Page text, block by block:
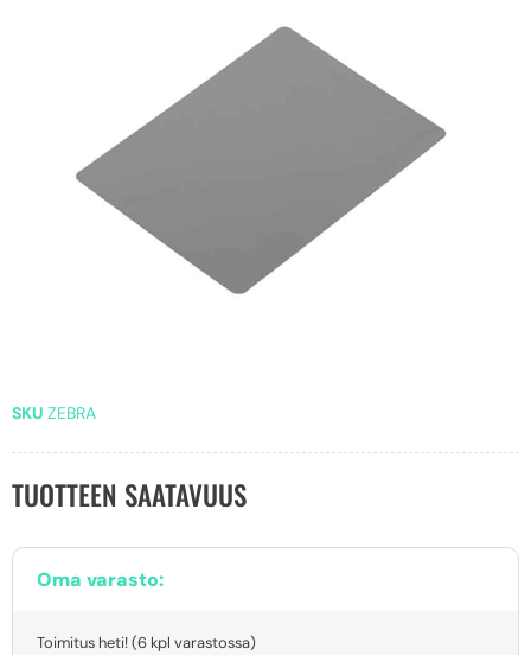
SKU ZEBRA
TUOTTEEN SAATAVUUS
Oma varasto:
Toimitus heti! (6 kpl varastossa)